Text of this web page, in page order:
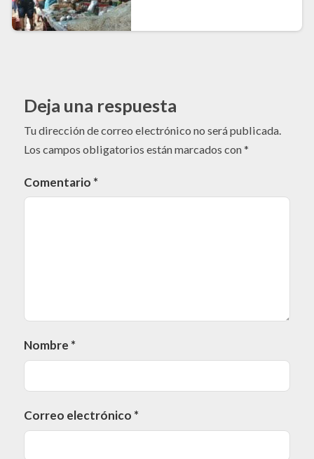
Deja una respuesta
Tu dirección de correo electrónico no será publicada.
Los campos obligatorios están marcados con*
Comentario *
Nombre *
Correo electrónico *